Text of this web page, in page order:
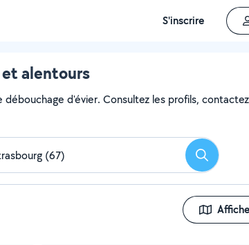
S'inscrire
alentours
d'évier. Consultez les profils,
Rechercher